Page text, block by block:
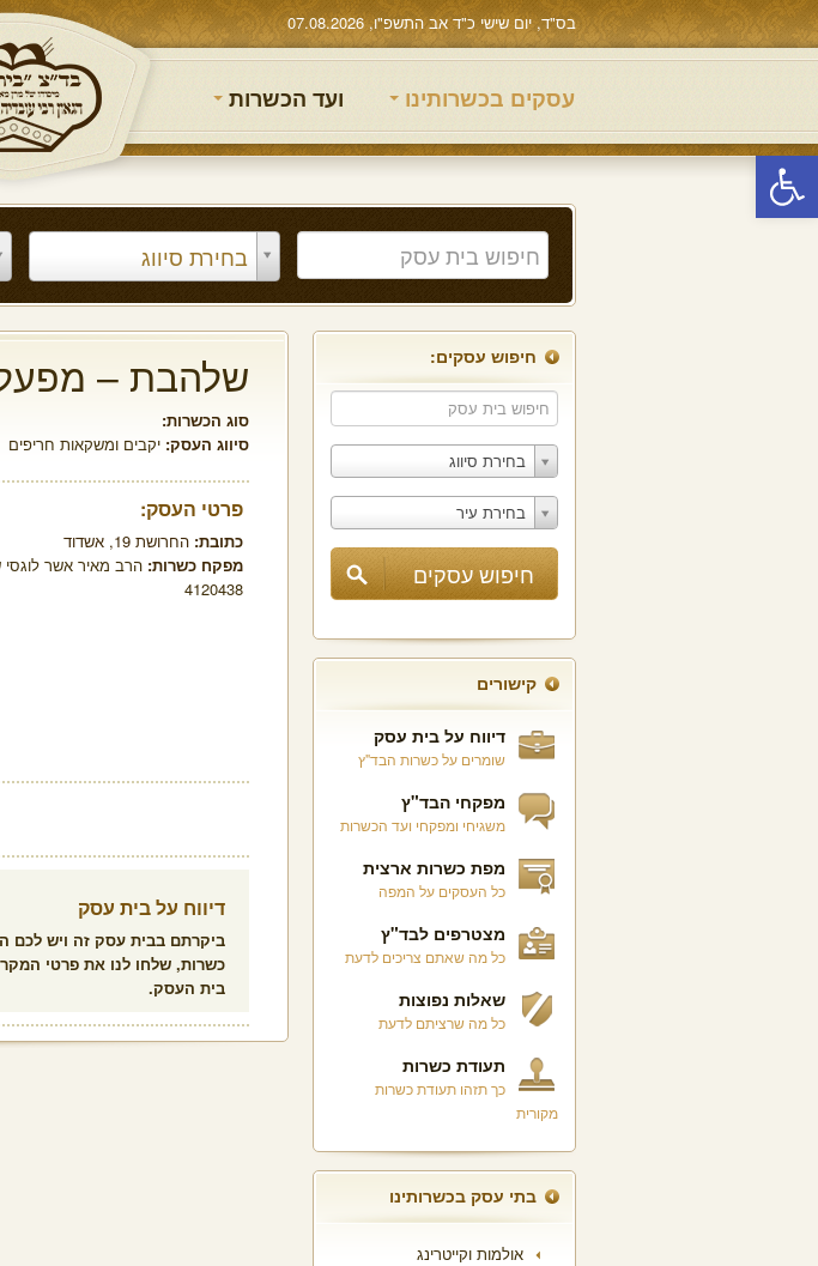
פתח סרגל נגישות
בס"ד, יום שישי כ"ד אב התשפ"ו, 07.08.2026
עסקים בכשרותינו ועד הכשרות
בחירת סיווג
חיפוש עסקים:
בחירת סיווג
בחירת עיר
קישורים
דיווח על בית עסק
שומרים על כשרות הבד"ץ
מפקחי הבד"ץ
משגיחי ומפקחי ועד הכשרות
מפת כשרות ארצית
כל העסקים על המפה
מצטרפים לבד"ץ
כל מה שאתם צריכים לדעת
שאלות נפוצות
כל מה שרציתם לדעת
תעודת כשרות
כך תזהו תעודת כשרות
מקורית
בתי עסק בכשרותינו
אולמות וקייטרינג
שלהבת –
סוג הכשרות:
סיווג העסק: יקבים ומשקאות חריפים
פרטי העסק:
כתובת: החרושת 19, אשדוד
מפקח כשרות:
4120438
דיווח על בית עסק
ביקרתם בבית עסק זה ויש לכם
כשרות, שלחו לנו את פרטי
בית העסק.